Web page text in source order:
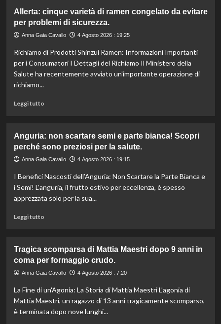
Liguria
potenzia
agricoltura:
di
un
milione
risorse
Allerta: cinque varietà di ramen congelato da evitare
per problemi di sicurezza.
Anna Gaia Cavallo 4 Agosto 2026 : 19:25
Richiamo di Prodotti Shinzui Ramen: Informazioni Importanti
per i Consumatori I Dettagli del Richiamo Il Ministero della
Salute ha recentemente avviato un'importante operazione di
richiamo...
Leggi tuttoLeggi
Allerta:
cinque
varietà
ramen
congelato
Anguria: non scartare semi e parte bianca! Scopri
perché sono preziosi per la salute.
Anna Gaia Cavallo 4 Agosto 2026 : 19:15
I Benefici Nascosti dell’Anguria: Non Scartare la Parte Bianca e
i Semi! L’anguria, il frutto estivo per eccellenza, è spesso
apprezzata solo per la sua...
Leggi tuttoLeggi
Anguria:
non
scartare
e
parte
bianca!
Tragica scomparsa di Mattia Maestri dopo 9 anni in
coma per formaggio crudo.
Anna Gaia Cavallo 4 Agosto 2026 : 7:20
La Fine di un'Agonia: La Storia di Mattia Maestri L’agonia di
Mattia Maestri, un ragazzo di 13 anni tragicamente scomparso,
è terminata dopo nove lunghi...